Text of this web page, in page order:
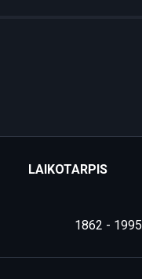
LAIKOTARPIS
1862 - 1995